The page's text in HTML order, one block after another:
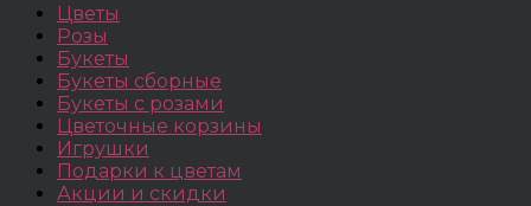
Цветы
Розы
Букеты
Букеты сборные
Букеты с розами
Цветочные корзины
Игрушки
Подарки к цветам
Акции и скидки